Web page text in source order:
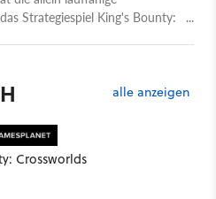
Strategiespiel King's Bounty:
alle anzeigen
Crossworlds